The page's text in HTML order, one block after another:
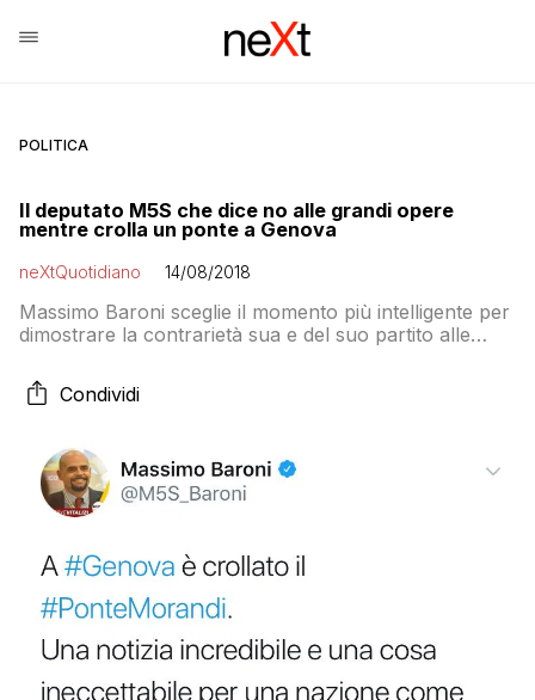
POLITICA
Il deputato M5S che dice no alle grandi opere
mentre crolla un ponte a Genova
neXtQuotidiano 14/08/2018
Massimo Baroni sceglie il momento più intelligente per
dimostrare la contrarietà sua e del suo partito alle
fa
Condividi